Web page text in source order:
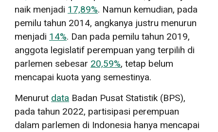
naik menjadi 17,89%. Namun kemudian, pada
pemilu tahun 2014, angkanya justru menurun
menjadi 14%. Dan pada pemilu tahun 2019,
anggota legislatif perempuan yang terpilih di
parlemen sebesar 20,59%, tetap belum
mencapai kuota yang semestinya.
Menurut data Badan Pusat Statistik (BPS),
pada tahun 2022, partisipasi perempuan
dalam parlemen di Indonesia hanya mencapai